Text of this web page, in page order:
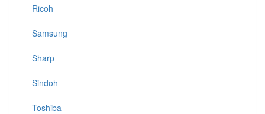
Ricoh
Samsung
Sharp
Sindoh
Toshiba